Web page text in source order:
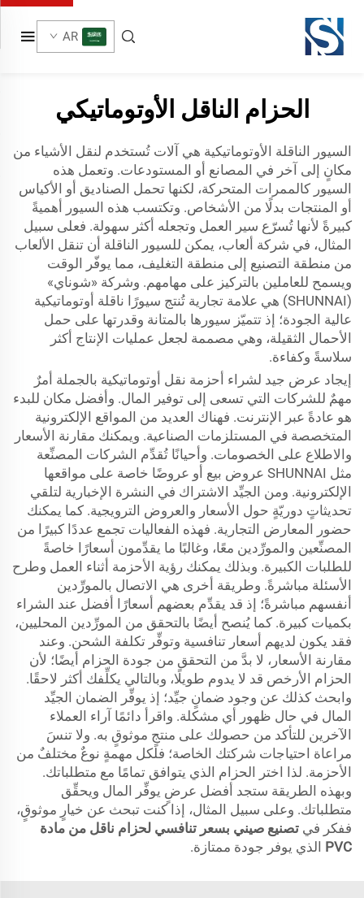
AR
الحزام الناقل الأوتوماتيكي
السيور الناقلة الأوتوماتيكية هي آلات تُستخدم لنقل الأشياء من
مكانٍ إلى آخر في المصانع أو المستودعات. وتعمل هذه
السيور كالممرات المتحركة، لكنها تحمل الصناديق أو الأكياس
أو المنتجات بدلًا من الأشخاص. وتكتسب هذه السيور أهميةً
كبيرةً لأنها تُسرّع سير العمل وتجعله أكثر سهولة. فعلى سبيل
المثال، في شركة ألعاب، يمكن للسيور الناقلة أن تنقل الألعاب
من منطقة التصنيع إلى منطقة التغليف، مما يوفّر الوقت
ويسمح للعاملين بالتركيز على مهامهم. وشركة «شوناي»
(SHUNNAI) هي علامة تجارية تُنتج سيورًا ناقلة أوتوماتيكية
عالية الجودة؛ إذ تتميّز سيورها بالمتانة وقدرتها على حمل
الأحمال الثقيلة، وهي مصممة لجعل عمليات الإنتاج أكثر
سلاسةً وكفاءة.
إيجاد عرض جيد لشراء أحزمة نقل أوتوماتيكية بالجملة أمرٌ
مهمٌ للشركات التي تسعى إلى توفير المال. وأفضل مكان للبدء
هو عادةً عبر الإنترنت. فهناك العديد من المواقع الإلكترونية
المتخصصة في المستلزمات الصناعية. ويمكنك مقارنة الأسعار
والاطلاع على الخصومات. وأحيانًا تُقدِّم الشركات المصنِّعة
مثل SHUNNAI عروض بيع أو عروضًا خاصة على مواقعها
الإلكترونية. ومن الجيِّد الاشتراك في النشرة الإخبارية لتلقي
تحديثاتٍ دوريّةٍ حول الأسعار والعروض الترويجية. كما يمكنك
حضور المعارض التجارية. فهذه الفعاليات تجمع عددًا كبيرًا من
المصنِّعين والمورِّدين معًا، وغالبًا ما يقدِّمون أسعارًا خاصةً
للطلبات الكبيرة. وبذلك يمكنك رؤية الأحزمة أثناء العمل وطرح
الأسئلة مباشرةً. وطريقة أخرى هي الاتصال بالمورِّدين
أنفسهم مباشرةً؛ إذ قد يقدِّم بعضهم أسعارًا أفضل عند الشراء
بكميات كبيرة. كما يُنصح أيضًا بالتحقق من المورِّدين المحليين،
فقد يكون لديهم أسعار تنافسية وتوفِّر تكلفة الشحن. وعند
مقارنة الأسعار، لا بدَّ من التحقق من جودة الحزام أيضًا؛ لأن
الحزام الأرخص قد لا يدوم طويلًا، وبالتالي يكلِّفك أكثر لاحقًا.
وابحث كذلك عن وجود ضمانٍ جيِّد؛ إذ يوفِّر الضمان الجيِّد
المال في حال ظهور أي مشكلة. واقرأ دائمًا آراء العملاء
الآخرين للتأكد من حصولك على منتجٍ موثوقٍ به. ولا تنسَ
مراعاة احتياجات شركتك الخاصة؛ فلكل مهمةٍ نوعٌ مختلفٌ من
الأحزمة. لذا اختر الحزام الذي يتوافق تمامًا مع متطلباتك.
وبهذه الطريقة ستجد أفضل عرضٍ يوفِّر المال ويحقِّق
متطلباتك. وعلى سبيل المثال، إذا كنت تبحث عن خيارٍ موثوقٍ،
ففكر في تصنيع صيني بسعر تنافسي لحزام ناقل من مادة
PVC الذي يوفر جودة ممتازة.